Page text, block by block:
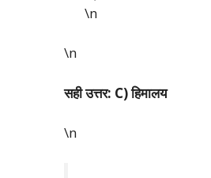
\n
\n
सही उत्तर: C) हिमालय
\n